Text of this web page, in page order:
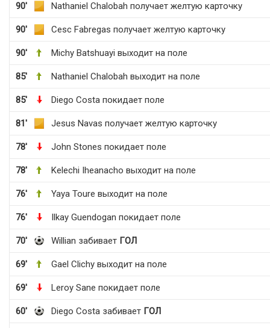
90' Nathaniel Chalobah получает желтую карточку
90' Cesc Fabregas получает желтую карточку
90' Michy Batshuayi выходит на поле
85' Nathaniel Chalobah выходит на поле
85' Diego Costa покидает поле
81' Jesus Navas получает желтую карточку
78' John Stones покидает поле
78' Kelechi Iheanacho выходит на поле
76' Yaya Toure выходит на поле
76' Ilkay Guendogan покидает поле
70' Willian забивает ГОЛ
69' Gael Clichy выходит на поле
69' Leroy Sane покидает поле
60' Diego Costa забивает ГОЛ